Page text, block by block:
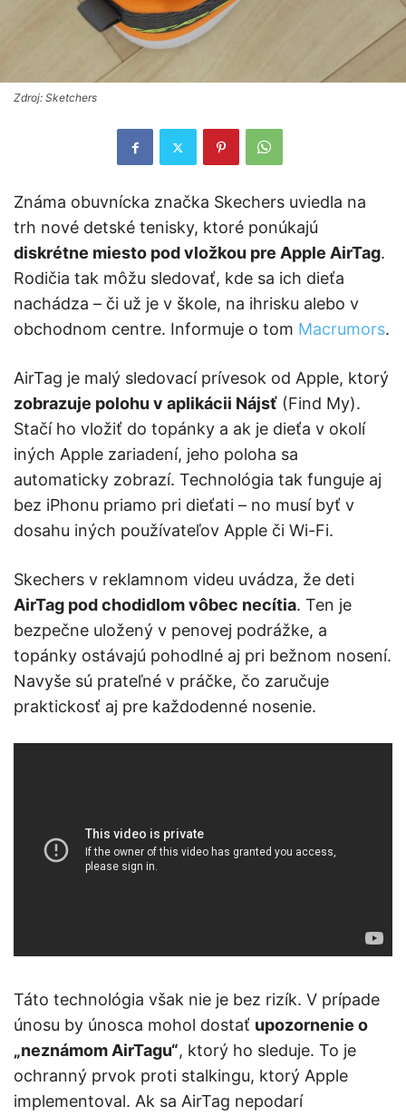
Zdroj: Sketchers
Známa obuvnícka značka Skechers uviedla na
trh nové detské tenisky, ktoré ponúkajú
diskrétne miesto pod vložkou pre Apple AirTag.
Rodičia tak môžu sledovať, kde sa ich dieťa
nachádza – či už je v škole, na ihrisku alebo v
obchodnom centre. Informuje o tom Macrumors.
AirTag je malý sledovací prívesok od Apple, ktorý
zobrazuje polohu v aplikácii Nájsť (Find My).
Stačí ho vložiť do topánky a ak je dieťa v okolí
iných Apple zariadení, jeho poloha sa
automaticky zobrazí. Technológia tak funguje aj
bez iPhonu priamo pri dieťati – no musí byť v
dosahu iných používateľov Apple či Wi-Fi.
Skechers v reklamnom videu uvádza, že deti
AirTag pod chodidlom vôbec necítia. Ten je
bezpečne uložený v penovej podrážke, a
topánky ostávajú pohodlné aj pri bežnom nosení.
Navyše sú prateľné v práčke, čo zaručuje
praktickosť aj pre každodenné nosenie.
Táto technológia však nie je bez rizík. V prípade
únosu by únosca mohol dostať upozornenie o
„neznámom AirTagu“, ktorý ho sleduje. To je
ochranný prvok proti stalkingu, ktorý Apple
implementoval. Ak sa AirTag nepodarí